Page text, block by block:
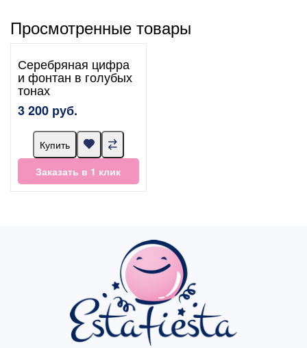
Просмотренные товары
Серебряная цифра
и фонтан в голубых
тонах
3 200 руб.
Купить
Заказать в 1 клик